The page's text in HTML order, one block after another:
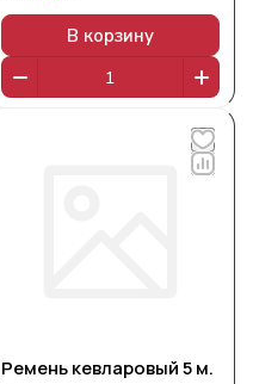
В корзину
Ремень кевларовый 5 м.